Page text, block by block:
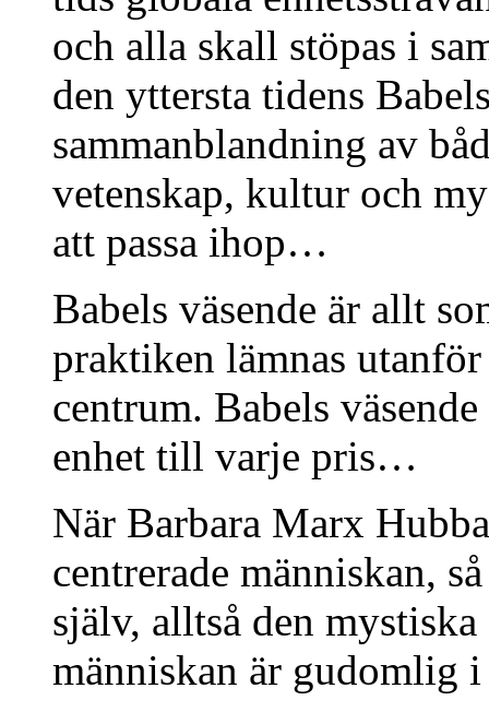
och alla skall stöpas i
den yttersta tidens
sammanblandning av
vetenskap, kultur och
att passa ihop…
Babels väsende är allt
praktiken lämnas
centrum. Babels
enhet till varje pris…
När Barbara Marx
centrerade människan,
själv, alltså den
människan är